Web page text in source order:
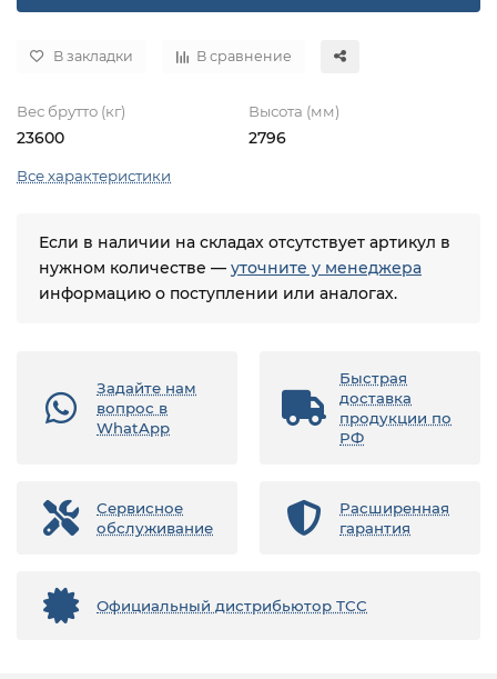
В закладки В сравнение
Вес брутто (кг)
23600
Высота (мм)
2796
Все характеристики
Если в наличии на складах отсутствует артикул в
нужном количестве — уточните у менеджера
информацию о поступлении или аналогах.
Задайте нам
вопрос в
WhatApp
Быстрая
доставка
продукции по
РФ
Сервисное
обслуживание
Расширенная
гарантия
Официальный дистрибьютор ТСС